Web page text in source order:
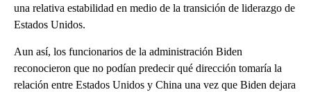
una relativa estabilidad en medio de la transición de liderazgo de
Estados Unidos.
Aun así, los funcionarios de la administración Biden
reconocieron que no podían predecir qué dirección tomaría la
relación entre Estados Unidos y China una vez que Biden dejara